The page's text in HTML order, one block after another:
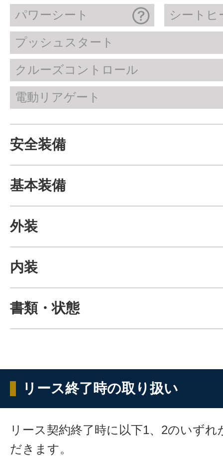
パワーシート シートヒ
プッシュスタート
クルーズコントロール
電動リアゲート
安全装備
基本装備
外装
内装
書類・状態
リース終了時の取り扱い
リース契約終了時に以下1、2のいず
だきます。